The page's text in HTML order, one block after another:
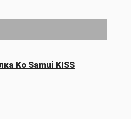
Ko Samui KISS